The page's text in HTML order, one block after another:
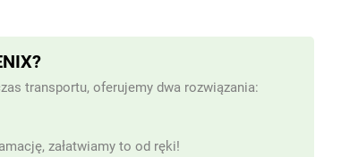
transportu, oferujemy dwa rozwiązania:
załatwiamy to od ręki!